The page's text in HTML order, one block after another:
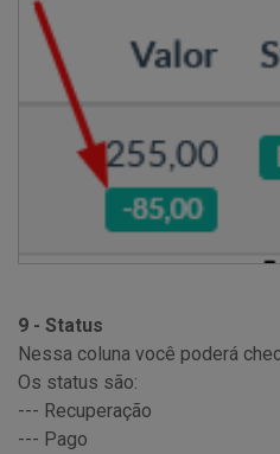
9 - Status
Nessa coluna você poderá
Os status são:
--- Recuperação
--- Pago